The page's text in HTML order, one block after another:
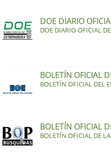
DOE DIARIO
DOE DIARIO OFICIAL
BOLETÍN OFICIAL
BOLETÍN OFICIAL DEL
BOLETÍN OFICIAL
BOLETÍN OFICIAL DE